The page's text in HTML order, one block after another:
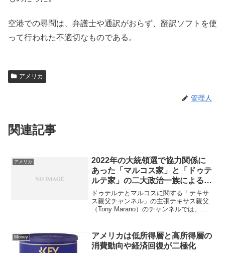
空港での尋問は、弁護士や通訳がおらず、翻訳ソフトを使
って行われた不適切なものである。
アメリカ
管理人
関連記事
アメリカ
2022年の大統領選で協力関係に
あった「マルコス家」と「ドゥテ
ルテ家」の二大政治一族による、
深刻な権力闘争
ドゥテルテとマルコスに関する「テキサ
ス親父チャンネル」の主張テキサス親父
（Tony Marano）のチャンネルでは、フ
領について、主に以下の傾向で主張して
います。ドゥテ...
Money
アメリカは低所得層と高所得層の
消費動向や経済回復が二極化